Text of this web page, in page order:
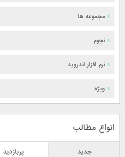
مجموعه ها
نجوم
نرم افزار اندروید
ویژه
انواع مطالب
جدید پربازدید